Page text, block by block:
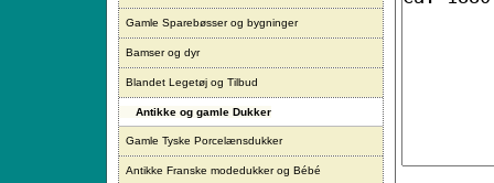
Gamle Sparebøsser og bygninger
Bamser og dyr
Blandet Legetøj og Tilbud
Antikke og gamle Dukker
Gamle Tyske Porcelænsdukker
Antikke Franske modedukker og Bébé